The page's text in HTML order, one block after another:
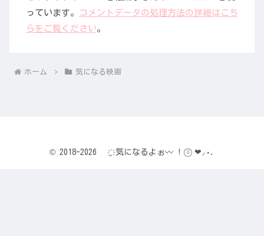
っています。
コメントデータの処理方法の詳細はこち
らをご覧ください。
ホーム 気になる映画
© 2018-2026 ҉ฺ 気になるよぉ〰 ! ⍤⃝ ❤︎⸝⋆.